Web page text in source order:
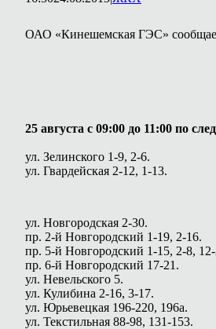
ОАО «Кинешемская ГЭС» сообщает,
25 августа с 09:00 до 11:00 по
ул. Зелинского 1-9, 2-6.
ул. Гвардейская 2-12, 1-13.
ул. Новгородская 2-30.
пр. 2-й Новгородский 1-19, 2-16.
пр. 5-й Новгородский 1-15, 2-8,
пр. 6-й Новгородский 17-21.
ул. Невельского 5.
ул. Кулибина 2-16, 3-17.
ул. Юрьевецкая 196-220, 196а.
ул. Текстильная 88-98, 131-153.